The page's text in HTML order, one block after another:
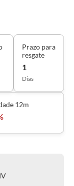
Prazo para
resgate
1
Dias
12m